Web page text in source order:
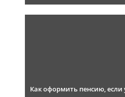
Как оформить пенсию, если